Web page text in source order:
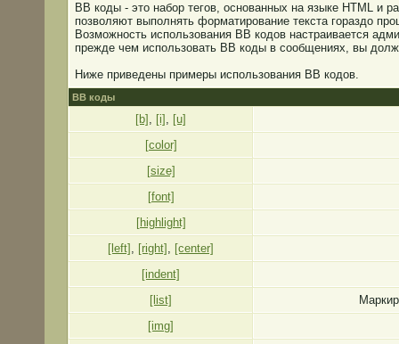
BB коды - это набор тегов, основанных на языке HTML и
позволяют выполнять форматирование текста гораздо
Возможность использования BB кодов настраивается
прежде чем использовать BB коды в сообщениях, вы
Ниже приведены примеры использования BB кодов.
BB коды
[b] , [i] , [u]
[color]
[size]
[font]
[highlight]
[left] , [right] , [center]
[indent]
[list]
[img]